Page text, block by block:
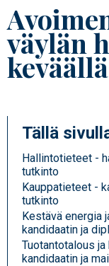
väylän
Tällä
Hallintotieteet -
tutkinto
Kauppatieteet -
tutkinto
Kestävä energia
kandidaatin ja
Tuotantotalous
kandidaatin ja